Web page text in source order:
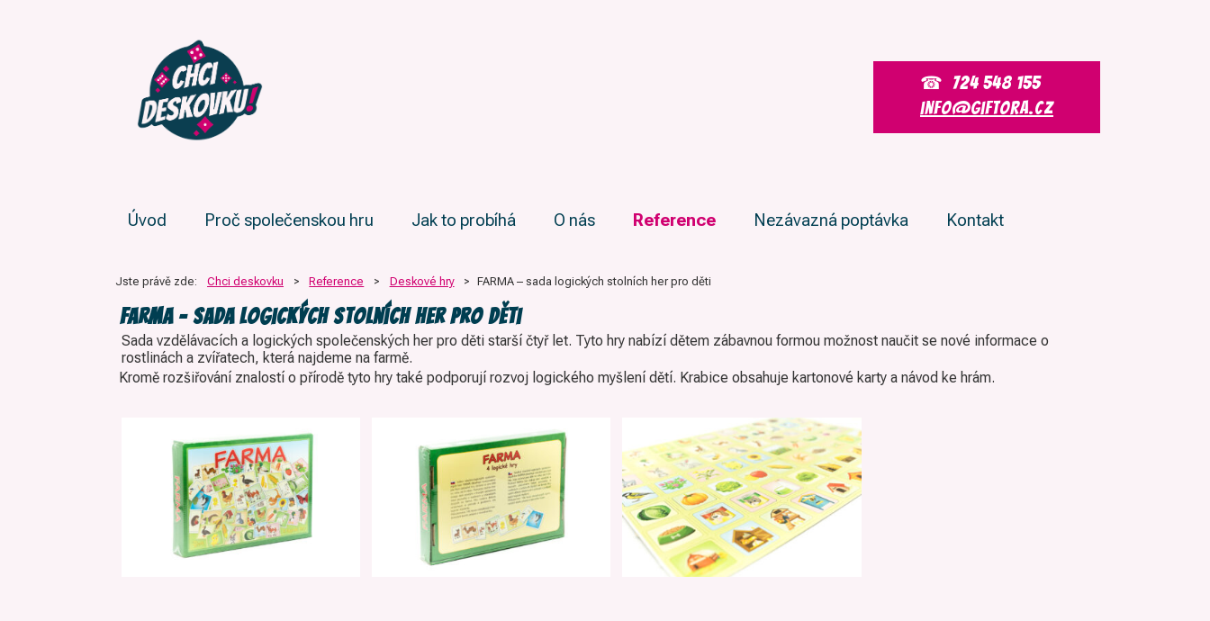
724 548 155
info@giftora.cz
Úvod Proč společenskou hru Jak to probíhá O nás Reference Nezávazná poptávka Kontakt
Jste právě zde: Chci deskovku > Reference > Deskové hry > FARMA – sada logických stolních her pro děti
FARMA – sada logických stolních her pro děti
Sada vzdělávacích a logických společenských her pro děti starší čtyř let. Tyto hry nabízí dětem zábavnou formou možnost naučit se nové informace o
rostlinách a zvířatech, která najdeme na farmě.
Kromě rozšiřování znalostí o přírodě tyto hry také podporují rozvoj logického myšlení dětí. Krabice obsahuje kartonové karty a návod ke hrám.